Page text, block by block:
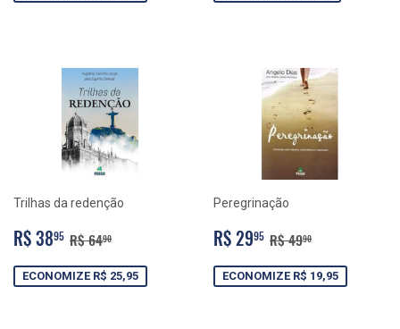
Trilhas da redenção
PREÇO
PROMOCIONAL
R$ 3895 R$
38,95
PREÇO NORMAL
R$ 6490
ECONOMIZE R$ 25,95
Peregrinação
PREÇO
PROMOCIONAL
R$ 2995 R$
29,95
PREÇO NORMAL
R$ 4990
ECONOMIZE R$ 19,95